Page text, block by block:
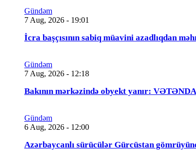
Gündəm
7 Aug, 2026 - 19:01
İcra başçısının sabiq müavini azadlıqdan
Gündəm
7 Aug, 2026 - 12:18
Bakının mərkəzində obyekt yanır:
Gündəm
6 Aug, 2026 - 12:00
Azərbaycanlı sürücülər Gürcüstan